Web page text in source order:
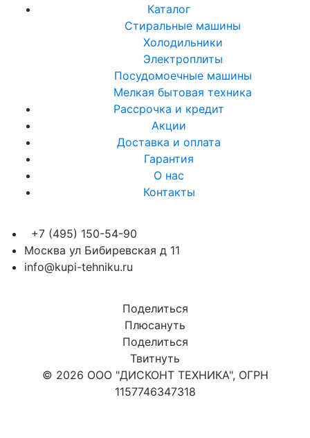
Каталог
Стиральные машины
Холодильники
Электроплиты
Посудомоечные машины
Мелкая бытовая техника
Рассрочка и кредит
Акции
Доставка и оплата
Гарантия
О нас
Контакты
+7 (495) 150-54-90
Москва ул Бибиревская д 11
info@kupi-tehniku.ru
Поделиться
Плюсануть
Поделиться
Твитнуть
© 2026 ООО "ДИСКОНТ ТЕХНИКА", ОГРН
1157746347318